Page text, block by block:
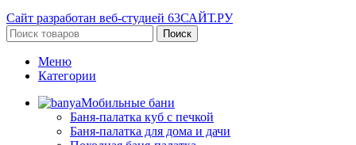
Сайт разработан веб-студией 63САЙТ.РУ
Поиск
Меню
Категории
Мобильные бани
Баня-палатка куб с печкой
Баня-палатка для дома и дачи